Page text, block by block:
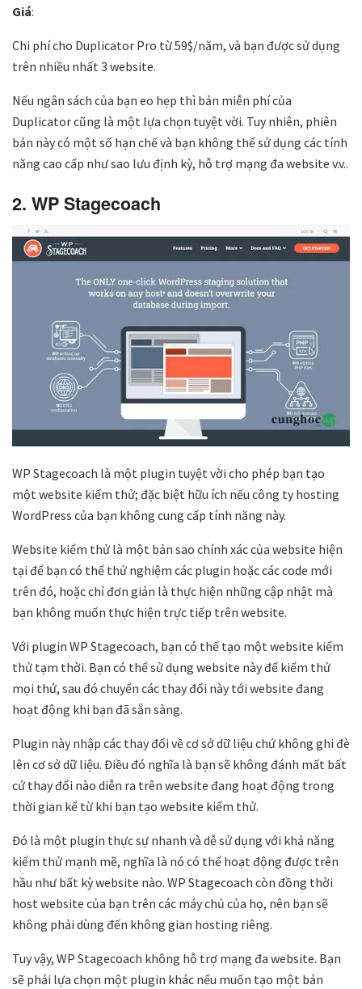
Giá:
Chi phí cho Duplicator Pro từ 59$/năm, và bạn được sử dụng
trên nhiều nhất 3 website.
Nếu ngân sách của bạn eo hẹp thì bản miễn phí của
Duplicator cũng là một lựa chọn tuyệt vời. Tuy nhiên, phiên
bản này có một số hạn chế và bạn không thể sử dụng các tính
năng cao cấp như sao lưu định kỳ, hỗ trợ mạng đa website v.v..
2. WP Stagecoach
WP Stagecoach là một plugin tuyệt vời cho phép bạn tạo
một website kiểm thử; đặc biệt hữu ích nếu công ty hosting
WordPress của bạn không cung cấp tính năng này.
Website kiểm thử là một bản sao chính xác của website hiện
tại để bạn có thể thử nghiệm các plugin hoặc các code mới
trên đó, hoặc chỉ đơn giản là thực hiện những cập nhật mà
bạn không muốn thực hiện trực tiếp trên website.
Với plugin WP Stagecoach, bạn có thể tạo một website kiểm
thử tạm thời. Bạn có thể sử dụng website này để kiểm thử
mọi thứ, sau đó chuyển các thay đổi này tới website đang
hoạt động khi bạn đã sẵn sàng.
Plugin này nhập các thay đổi về cơ sở dữ liệu chứ không ghi đè
lên cơ sở dữ liệu. Điều đó nghĩa là bạn sẽ không đánh mất bất
cứ thay đổi nào diễn ra trên website đang hoạt động trong
thời gian kể từ khi bạn tạo website kiểm thử.
Đó là một plugin thực sự nhanh và dễ sử dụng với khả năng
kiểm thử mạnh mẽ, nghĩa là nó có thể hoạt động được trên
hầu như bất kỳ website nào. WP Stagecoach còn đồng thời
host website của bạn trên các máy chủ của họ, nên bạn sẽ
không phải dùng đến không gian hosting riêng.
Tuy vậy, WP Stagecoach không hỗ trợ mạng đa website. Bạn
sẽ phải lựa chọn một plugin khác nếu muốn tạo một bản